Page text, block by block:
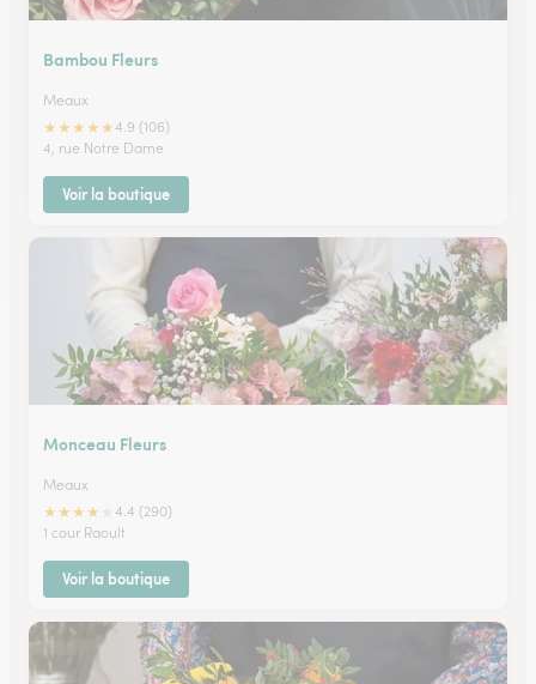
Bambou Fleurs
Meaux
★★★★★4.9 (106)
4, rue Notre Dame
Voir la boutique
Monceau Fleurs
Meaux
★★★★
4.4 (290)
1 cour Raoult
Voir la boutique